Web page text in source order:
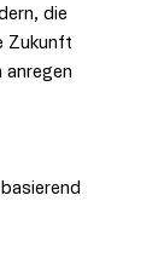
die
Zukunft
anregen